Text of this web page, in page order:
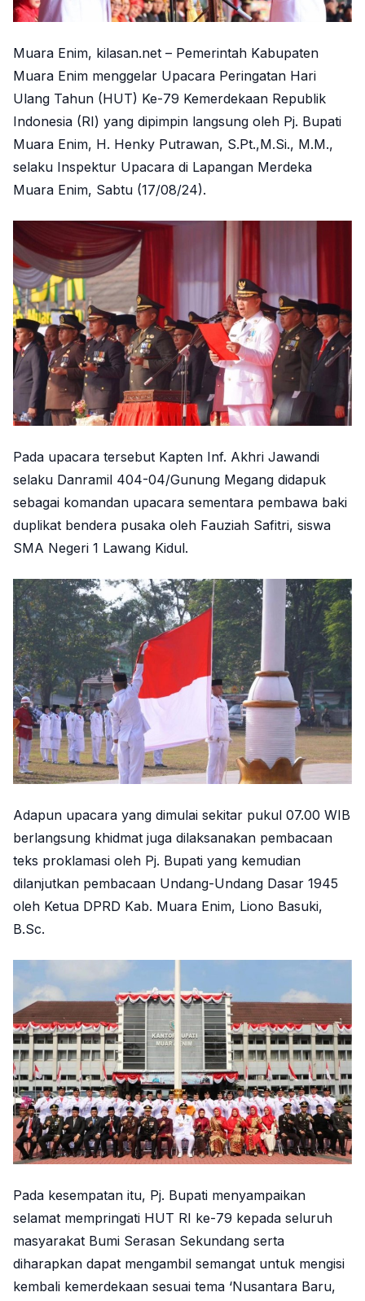
Muara Enim, kilasan.net – Pemerintah Kabupaten
Muara Enim menggelar Upacara Peringatan Hari
Ulang Tahun (HUT) Ke-79 Kemerdekaan Republik
Indonesia (RI) yang dipimpin langsung oleh Pj. Bupati
Muara Enim, H. Henky Putrawan, S.Pt.,M.Si., M.M.,
selaku Inspektur Upacara di Lapangan Merdeka
Muara Enim, Sabtu (17/08/24).
Pada upacara tersebut Kapten Inf. Akhri Jawandi
selaku Danramil 404-04/Gunung Megang didapuk
sebagai komandan upacara sementara pembawa baki
duplikat bendera pusaka oleh Fauziah Safitri, siswa
SMA Negeri 1 Lawang Kidul.
Adapun upacara yang dimulai sekitar pukul 07.00 WIB
berlangsung khidmat juga dilaksanakan pembacaan
teks proklamasi oleh Pj. Bupati yang kemudian
dilanjutkan pembacaan Undang-Undang Dasar 1945
oleh Ketua DPRD Kab. Muara Enim, Liono Basuki,
B.Sc.
Pada kesempatan itu, Pj. Bupati menyampaikan
selamat mempringati HUT RI ke-79 kepada seluruh
masyarakat Bumi Serasan Sekundang serta
diharapkan dapat mengambil semangat untuk mengisi
kembali kemerdekaan sesuai tema ‘Nusantara Baru,